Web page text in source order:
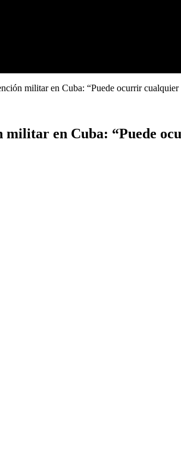
militar en Cuba: “Puede ocurrir cualquier
en Cuba: “Puede